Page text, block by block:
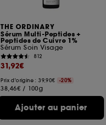
THE ORDINARY
Sérum Multi-Peptides +
Peptides de Cuivre 1%
Sérum Soin Visage
812
31,92€
Prix d'origine : 39,90€ -20%
38,46€ / 100g
Ajouter au panier